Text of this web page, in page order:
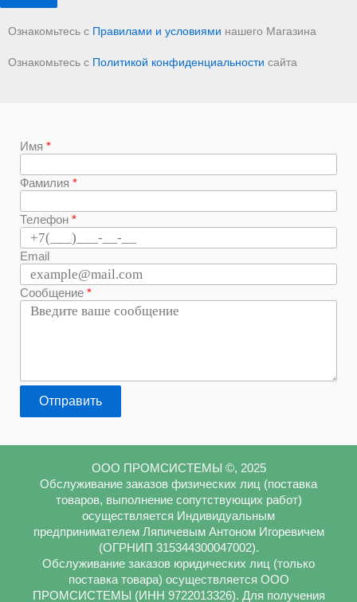
Ознакомьтесь с Правилами и условиями нашего Магазина
Ознакомьтесь с Политикой конфиденциальности сайта
Имя
Фамилия
Телефон
Email
Сообщение
Отправить
ООО ПРОМСИСТЕМЫ ©, 2025
Обслуживание заказов физических лиц (поставка
товаров, выполнение сопутствующих работ)
осуществляется Индивидуальным
предпринимателем Ляпичевым Антоном Игоревичем
(ОГРНИП 315344300047002).
Обслуживание заказов юридических лиц (только
поставка товара) осуществляется ООО
ПРОМСИСТЕМЫ (ИНН 9722013326). Для получения